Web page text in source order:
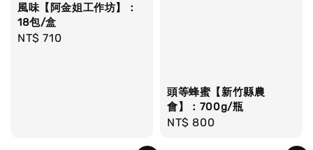
風味【阿金姐工作坊】：
18包/盒
Regular
NT$ 710
頭等蜂蜜【新竹縣農
會】：700g/瓶
Regular
NT$ 800